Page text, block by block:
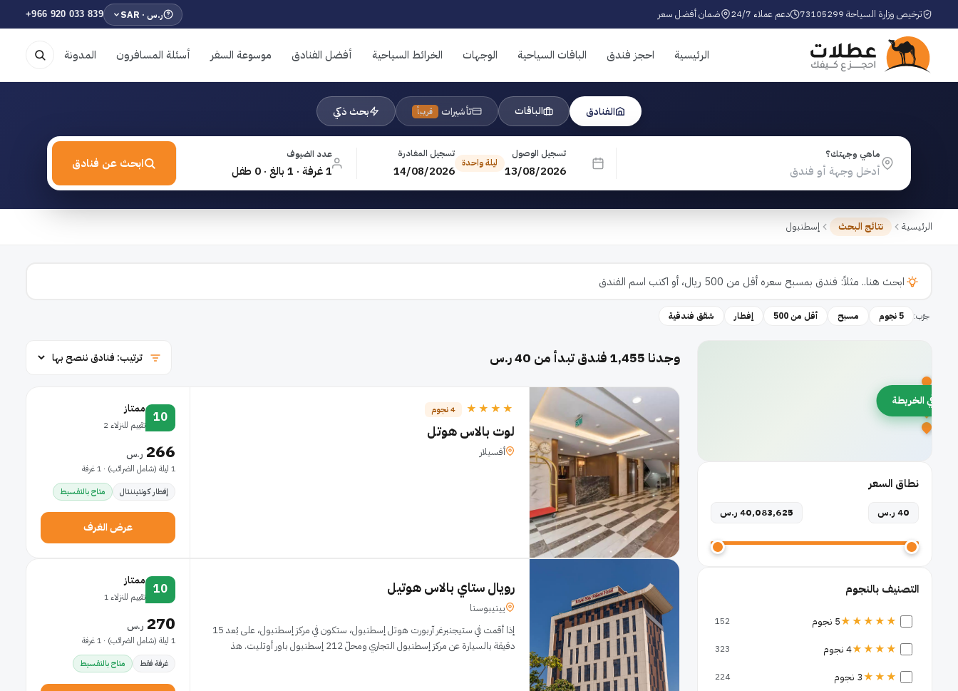
ترخيص وزارة السياحة 73105299 دعم عملاء 24/7 ضمان أفضل سعر ر.س · SAR +966 920 033 839
الرئيسية احجز فندق الباقات السياحية الوجهات الخرائط السياحية أفضل الفنادق موسوعة السفر أسئلة المسافرون المدونة
الفنادق الباقات تأشيرات قريباً بحث ذكي
ماهي وجهتك؟ تسجيل الوصول
13/08/2026
ليلة واحدة
تسجيل المغادرة
14/08/2026
عدد الضيوف
1 غرفة · 1 بالغ · 0 طفل ابحث عن فنادق
الرئيسية نتائج البحث إسطنبول
جرّب: 5 نجوم مسبح أقل من 500 إفطار شقق فندقية
في الخريطة
نطاق السعر
40 ر.س 40,083,625 ر.س
التصنيف بالنجوم
★★★★★5 نجوم 152
★★★★4 نجوم 323
★★★3 نجوم 224
وجدنا 1,455فندق تبدأ من 40 ر.س
★★★★ 4 نجوم
لوت بالاس هوتل
أفسيلار
10
ممتاز
تقييم للنزلاء 2
266 ر.س
1 ليلة (شامل الضرائب) · 1 غرفة
إفطار كونتيننتال
متاح بالتقسيط
عرض الغرف
رويال ستاي بالاس هوتيل
يينيبوسنا
إذا أقمت في ستيجنبرغر آربورت هوتل إسطنبول، ستكون في مركز إسطنبول، على بُعد 15
دقيقة بالسيارة عن مركز إسطنبول التجاري ومحلّ 212 إسطنبول باور أوتليت. هذ
10
ممتاز
تقييم للنزلاء 1
270 ر.س
1 ليلة (شامل الضرائب) · 1 غرفة
غرفة فقط
متاح بالتقسيط